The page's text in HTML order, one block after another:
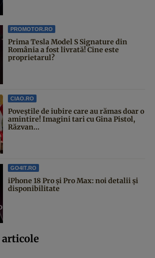
PROMOTOR.RO
Prima Tesla Model S Signature din
România a fost livrată! Cine este
proprietarul?
CIAO.RO
Poveştile de iubire care au rămas doar o
amintire! Imagini tari cu Gina Pistol,
Răzvan...
GO4IT.RO
iPhone 18 Pro și Pro Max: noi detalii și
disponibilitate
articole